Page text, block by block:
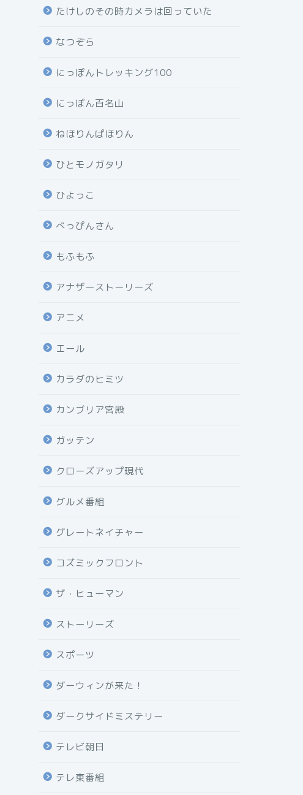
たけしのその時カメラは回っていた
なつぞら
にっぽんトレッキング100
にっぽん百名山
ねほりんぱほりん
ひとモノガタリ
ひよっこ
べっぴんさん
もふもふ
アナザーストーリーズ
アニメ
エール
カラダのヒミツ
カンブリア宮殿
ガッテン
クローズアップ現代
グルメ番組
グレートネイチャー
コズミックフロント
ザ・ヒューマン
ストーリーズ
スポーツ
ダーウィンが来た！
ダークサイドミステリー
テレビ朝日
テレ東番組